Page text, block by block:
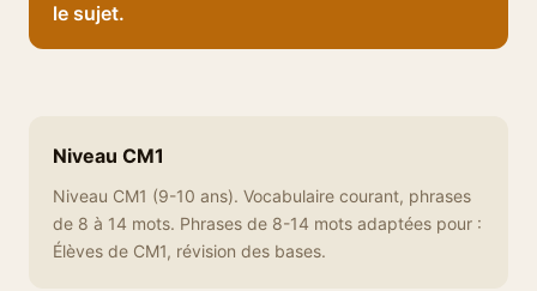
le sujet.
Niveau CM1
Niveau CM1 (9-10 ans). Vocabulaire courant, phrases
de 8 à 14 mots. Phrases de 8-14 mots adaptées pour :
Élèves de CM1, révision des bases.